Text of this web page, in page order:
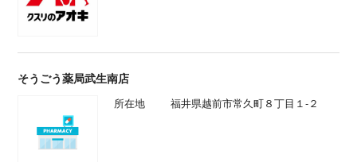
そうごう薬局武生南店
所在地 福井県越前市常久町８丁目１‐２